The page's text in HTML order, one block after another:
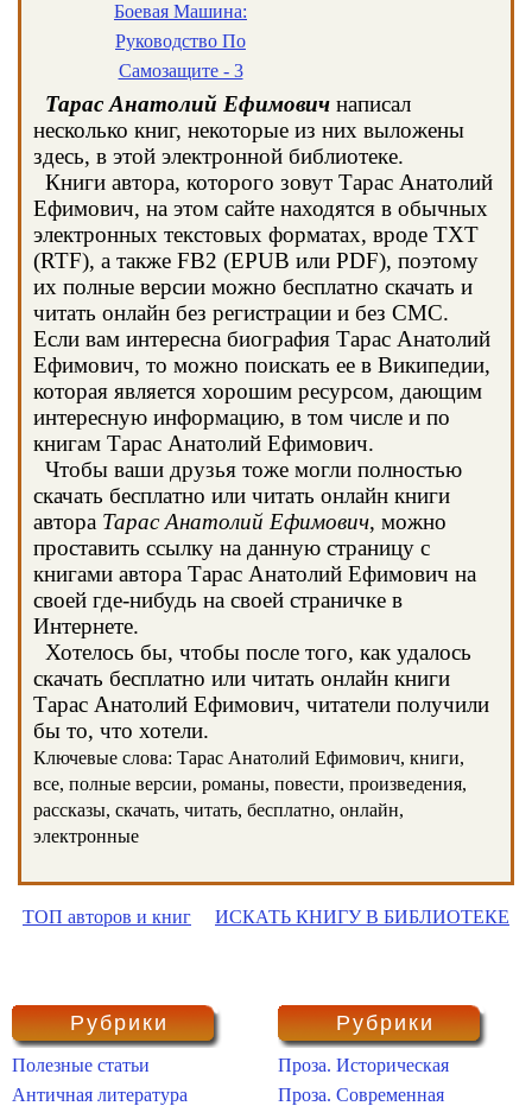
Боевая Машина:
Руководство По
Самозащите - 3
Тарас Анатолий Ефимович написал
несколько книг, некоторые из них выложены
здесь, в этой электронной библиотеке.
Книги автора, которого зовут Тарас Анатолий
Ефимович, на этом сайте находятся в обычных
электронных текстовых форматах, вроде TXT
(RTF), а также FB2 (EPUB или PDF), поэтому
их полные версии можно бесплатно скачать и
читать онлайн без регистрации и без СМС.
Если вам интересна биография Тарас Анатолий
Ефимович, то можно поискать ее в Википедии,
которая является хорошим ресурсом, дающим
интересную информацию, в том числе и по
книгам Тарас Анатолий Ефимович.
Чтобы ваши друзья тоже могли полностью
скачать бесплатно или читать онлайн книги
автора Тарас Анатолий Ефимович, можно
проставить ссылку на данную страницу с
книгами автора Тарас Анатолий Ефимович на
своей где-нибудь на своей страничке в
Интернете.
Хотелось бы, чтобы после того, как удалось
скачать бесплатно или читать онлайн книги
Тарас Анатолий Ефимович, читатели получили
бы то, что хотели.
Ключевые слова: Тарас Анатолий Ефимович, книги,
все, полные версии, романы, повести, произведения,
рассказы, скачать, читать, бесплатно, онлайн,
электронные
ТОП авторов и книг ИСКАТЬ КНИГУ В БИБЛИОТЕКЕ
Рубрики
Полезные статьи
Античная литература
Рубрики
Проза. Историческая
Проза. Современная